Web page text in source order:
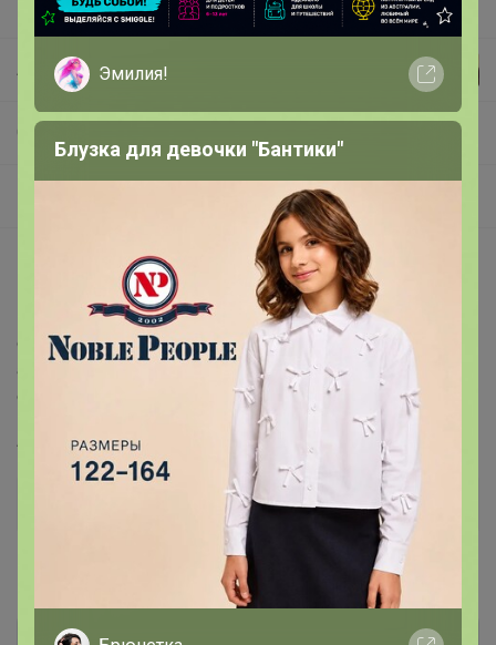
Артемида
Описание
Производитель: GREG; Цвет: Синий; Рисунок: Трикотаж
однотонный меланжевый; Состав: 75% хлопок 25%
акрил; Модель: Классическая; Ворот: Кардиган на пуг. с
отложным воротником
Артикул G136-KF-т.синий 530 (1462893)
Дополнительная информация
3
Эмилия!
Блузка для девочки "Бантики"